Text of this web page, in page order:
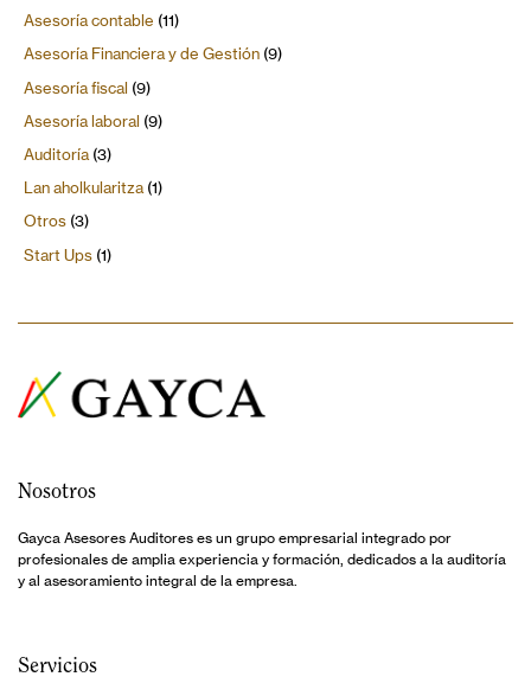
Asesoría contable (11)
Asesoría Financiera y de Gestión (9)
Asesoría fiscal (9)
Asesoría laboral (9)
Auditoría(3)
Lan aholkularitza(1)
Otros (3)
Start Ups (1)
Nosotros
Gayca Asesores Auditores es un grupo empresarial integrado por
profesionales de amplia experiencia y formación, dedicados a la auditoría
y al asesoramiento integral de la empresa.
Servicios